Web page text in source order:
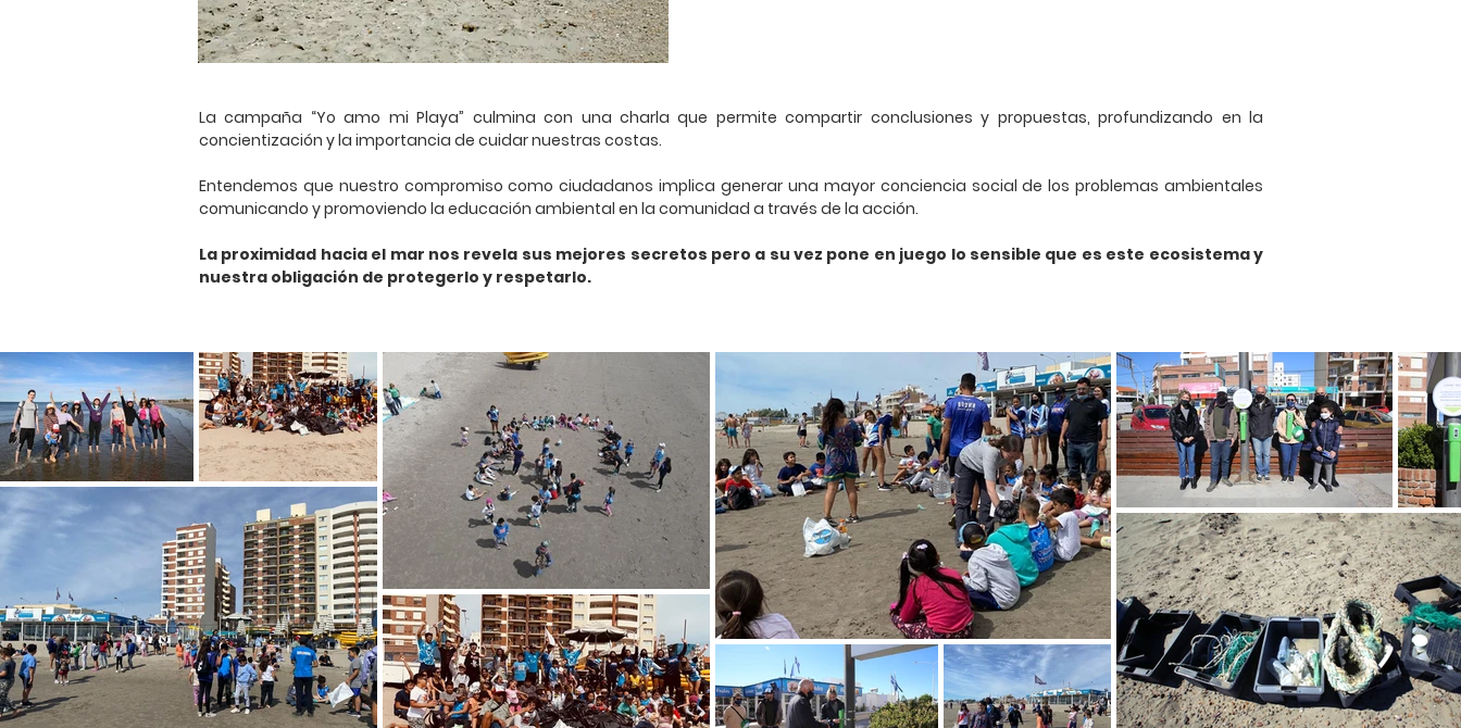
La campaña “Yo amo mi Playa” culmina con una charla que permite compartir conclusiones y propuestas, profundizando en la
concientización y la importancia de cuidar nuestras costas.
Entendemos que nuestro compromiso como ciudadanos implica generar una mayor conciencia social de los problemas ambientales
comunicando y promoviendo la educación ambiental en la comunidad a través de la acción.
La proximidad hacia el mar nos revela sus mejores secretos pero a su vez pone en juego lo sensible que es este ecosistema y
nuestra obligación de protegerlo y respetarlo.